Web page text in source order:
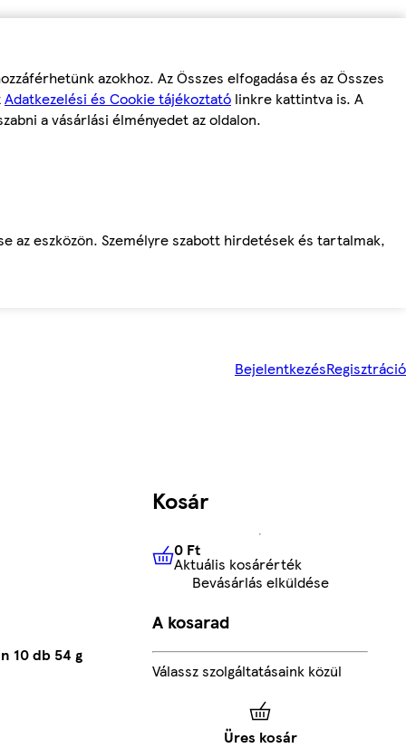
azokhoz. Az Összes elfogadása és az Összes
Adatkezelési és Cookie tájékoztató linkre kattintva is. A
a vásárlási élményedet az oldalon.
az eszközön. Személyre szabott hirdetések és tartalmak,
BejelentkezésRegisztráció
10 db 54 g
Kosár
0 FtAktuális kosárérték
0 Ft
Aktuális kosárérték
Bevásárlás elküldése
A kosarad
Válassz szolgáltatásaink közül
Üres kosár